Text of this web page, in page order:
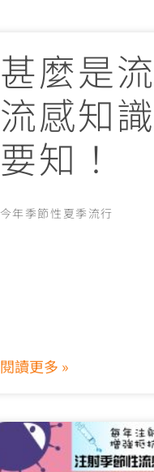
甚麼是
流感知
要知！
今年季節性夏季流行
閱讀更多 »